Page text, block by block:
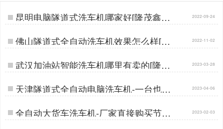
昆明电脑隧道式洗车机哪家好[隆茂鑫晟]
…
2022-09-24
佛山隧道式全自动洗车机效果怎么样[隆
茂鑫晟]…
2022-11-02
武汉加油站智能洗车机哪里有卖的[隆茂
鑫晟]…
2023-03-28
天津隧道式全自动电脑洗车机-一台也是
批发价[隆茂鑫晟]…
2023-04-06
全自动大货车洗车机-厂家直接购买节省
差价[隆茂鑫晟]…
2023-02-03